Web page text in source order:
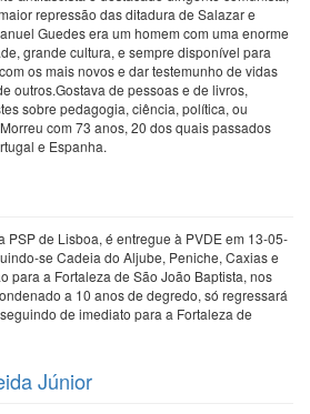
repressão das ditadura de Salazar e
Guedes era um homem com uma enorme
grande cultura, e sempre disponível para
os mais novos e dar testemunho de vidas
outros.Gostava de pessoas e de livros,
sobre pedagogia, ciência, política, ou
com 73 anos, 20 dos quais passados
e Espanha.
PSP de Lisboa, é entregue à PVDE em 13-05-
se Cadeia do Aljube, Peniche, Caxias e
para a Fortaleza de São João Baptista, nos
a 10 anos de degredo, só regressará
de imediato para a Fortaleza de
Júnior